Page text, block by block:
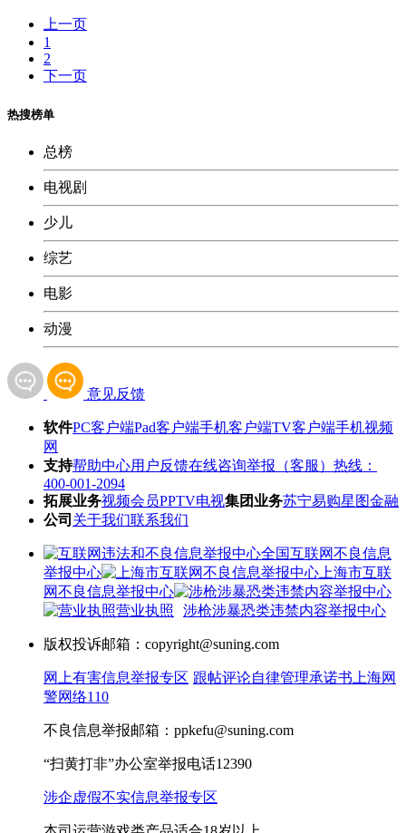
上一页
1
2
下一页
热搜榜单
总榜
电视剧
少儿
综艺
电影
动漫
意见反馈
软件PC客户端Pad客户端手机客户端TV客户端手机视频
网
支持帮助中心用户反馈在线咨询举报（客服）热线：
400-001-2094
拓展业务视频会员PPTV电视集团业务苏宁易购星图金融
公司 关于我们联系我们
全国互联网不良信息
举报中心
上海市互联
网不良信息举报中心
涉枪涉暴恐类违禁内容举报中心
营业执照
版权投诉邮箱：copyright@suning.com
跟帖评论自律管理承诺书
网上有害信息举报专区
上海网
警网络110
不良信息举报邮箱：ppkefu@suning.com
“扫黄打非”办公室举报电话12390
涉企虚假不实信息举报专区